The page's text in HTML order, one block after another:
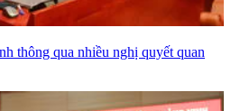
thông qua nhiều nghị quyết quan